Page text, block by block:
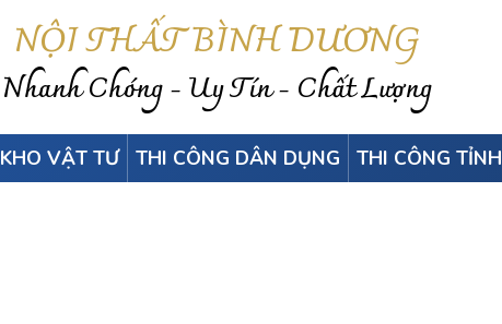
NỘI THẤT BÌNH DƯƠNG
Nhanh Chóng - Uy Tín - Chất Lượng
KHO VẬT TƯ THI CÔNG DÂN DỤNG THI CÔNG TỈNH